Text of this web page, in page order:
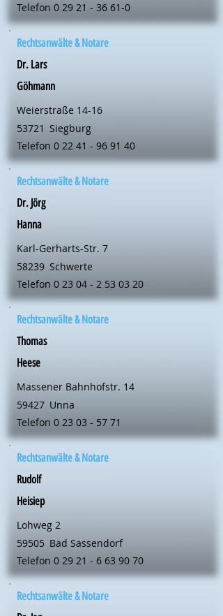
Telefon 0 29 21 - 36 61-0
Rechtsanwälte & Notare
Dr. Lars
Göhmann
Weierstraße 14-16
53721 Siegburg
Telefon 0 22 41 - 96 91 40
Rechtsanwälte & Notare
Dr. Jörg
Hanna
Karl-Gerharts-Str. 7
58239 Schwerte
Telefon 0 23 04 - 2 53 03 20
Rechtsanwälte & Notare
Thomas
Heese
Massener Bahnhofstr. 14
59427 Unna
Telefon 0 23 03 - 57 71
Rechtsanwälte & Notare
Rudolf
Heisiep
Lohweg 2
59505 Bad Sassendorf
Telefon 0 29 21 - 6 63 90 70
Rechtsanwälte & Notare